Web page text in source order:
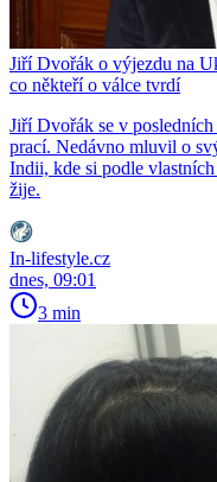
Jiří Dvořák o výjezdu na
co někteří o válce tvrdí
Jiří Dvořák se v
prací. Nedávno mluvil o
Indii, kde si podle
žije.
In-lifestyle.cz
dnes, 09:01
3 min